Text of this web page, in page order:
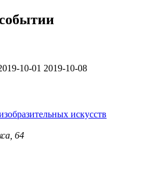
10-01 2019-10-08
искусств
64